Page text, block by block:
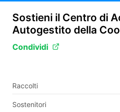
Sostieni il Centro di
Autogestito della
Condividi
Raccolti
Sostenitori